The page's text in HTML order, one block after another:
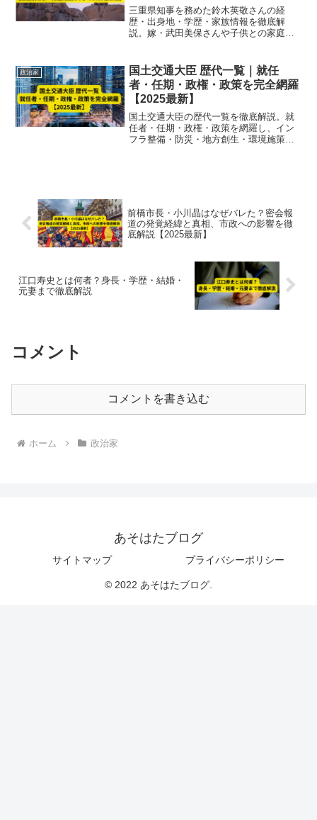
三重県知事を務めた鈴木英敬さんの経
歴・出身地・学歴・家族情報を徹底解
説。嫁・武田美保さんや子供との家庭生
政治家
国土交通大臣 歴代一覧｜就任
者・任期・政権・政策を完全網羅
【2025最新】
国土交通大臣の歴代一覧を徹底解説。就
任者・任期・政権・政策を網羅し、イン
フラ整備・防災・地方創生・環境施策な
前橋市長・小川晶はなぜバレた？密会報
道の発覚経緯と真相、市政への影響を徹
底解説【2025最新】
江口寿史とは何者？身長・学歴・結婚・
元妻まで徹底解説
コメント
コメントを書き込む
ホーム 政治家
あそはたブログ
サイトマップ プライバシーポリシー
© 2022 あそはたブログ.